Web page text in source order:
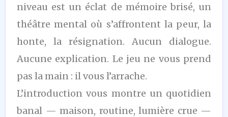
niveau est un éclat de mémoire brisé, un
théâtre mental où s’affrontent la peur, la
honte, la résignation. Aucun dialogue.
Aucune explication. Le jeu ne vous prend
pas la main : il vous l’arrache.
L’introduction vous montre un quotidien
banal — maison, routine, lumière crue —